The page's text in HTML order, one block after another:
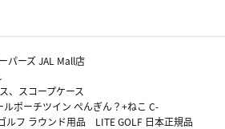
パーズ JAL Mall店
、スコープケース
ポーチツイン ぺんぎん？+ねこ C-
ルフ ラウンド用品 LITE GOLF 日本正規品